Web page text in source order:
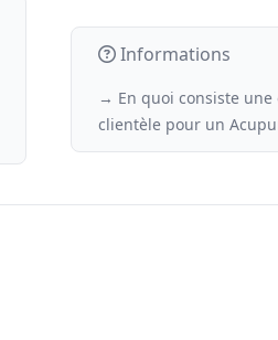
Informations
→ En quoi consiste une
clientèle pour un